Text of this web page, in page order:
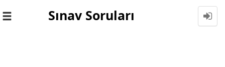
Toggle
Sınav Soruları